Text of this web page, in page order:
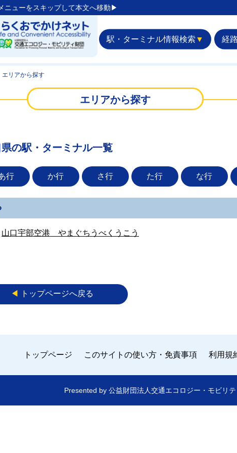
ニューをスキップして本文へ移動▶︎
駅・ターミナル情報検索 ▼ 経
エリアから探す
エリアから探す
の駅・ターミナル一覧
行 か行 さ行 た行 な行
山口宇部空港 やまぐちうべくうこう
◀︎ トップページへ戻る
トップページ このサイトの使い方・免責事項 利用規
Presented by 公益財団法人交通エコロジー・モビリテ